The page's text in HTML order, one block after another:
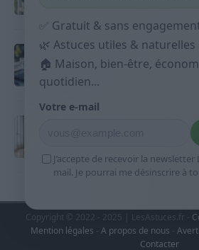
Budget mensuel :
répartir son salaire dès
9 avril 2026
Sport 10 minutes par
9 avril 2026
Copyright © 2022 - 2025 | LesAstuces.fr -
Mention légales - A propos de nous -
Contacter
✅ Gratuit & sans
🌿 Astuces utiles & naturelles
🏠 Maison, bien-être,
quotidien...
Votre e-mail
J’accepte de recevoir la newsletter
mail. Je pourrai me désinscrire à